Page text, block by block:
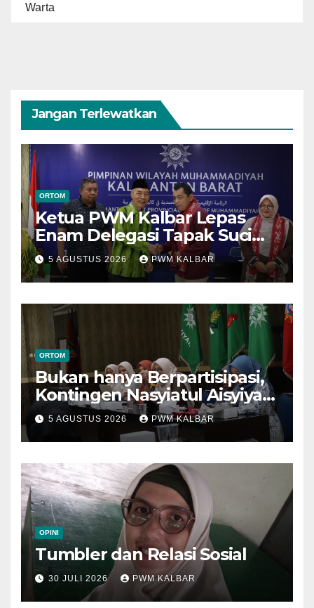
Warta
Jangan Terlewatkan
ORTOM
Ketua PWM Kalbar Lepas
Enam Delegasi Tapak Suci
Menuju Muktamar XVI di
Semarang
5 AGUSTUS 2026 PWM KALBAR
ORTOM
Bukan hanya Berpartisipasi,
Kontingen Nasyiatul Aisyiyah
Kalbar Perjuangkan Program
di Muktamar XV
5 AGUSTUS 2026 PWM KALBAR
OPINI
Tumbler dan Relasi Sosial
30 JULI 2026 PWM KALBAR